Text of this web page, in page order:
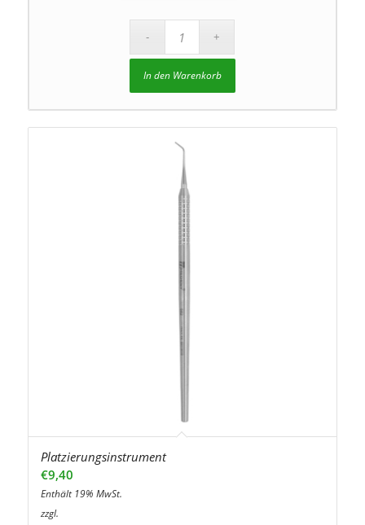
In den Warenkorb
Platzierungsinstrument
€9,40
Enthält 19% MwSt.
zzgl.